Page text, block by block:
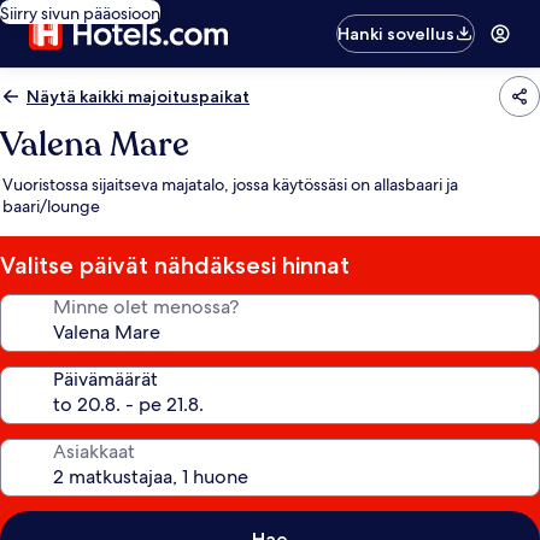
Siirry sivun pääosioon
Hanki sovellus
Näytä kaikki majoituspaikat
Valena Mare
Vuoristossa sijaitseva majatalo, jossa käytössäsi on allasbaari ja
baari/lounge
Valitse päivät nähdäksesi hinnat
Minne olet menossa?
Päivämäärät
Asiakkaat